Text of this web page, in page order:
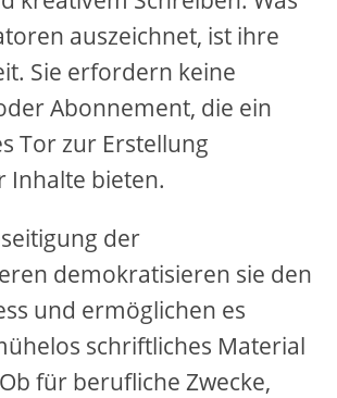
auszeichnet, ist ihre
Sie erfordern keine
Abonnement, die ein
Tor zur Erstellung
Inhalte bieten.
der
demokratisieren sie den
und ermöglichen es
schriftliches Material
für berufliche Zwecke,